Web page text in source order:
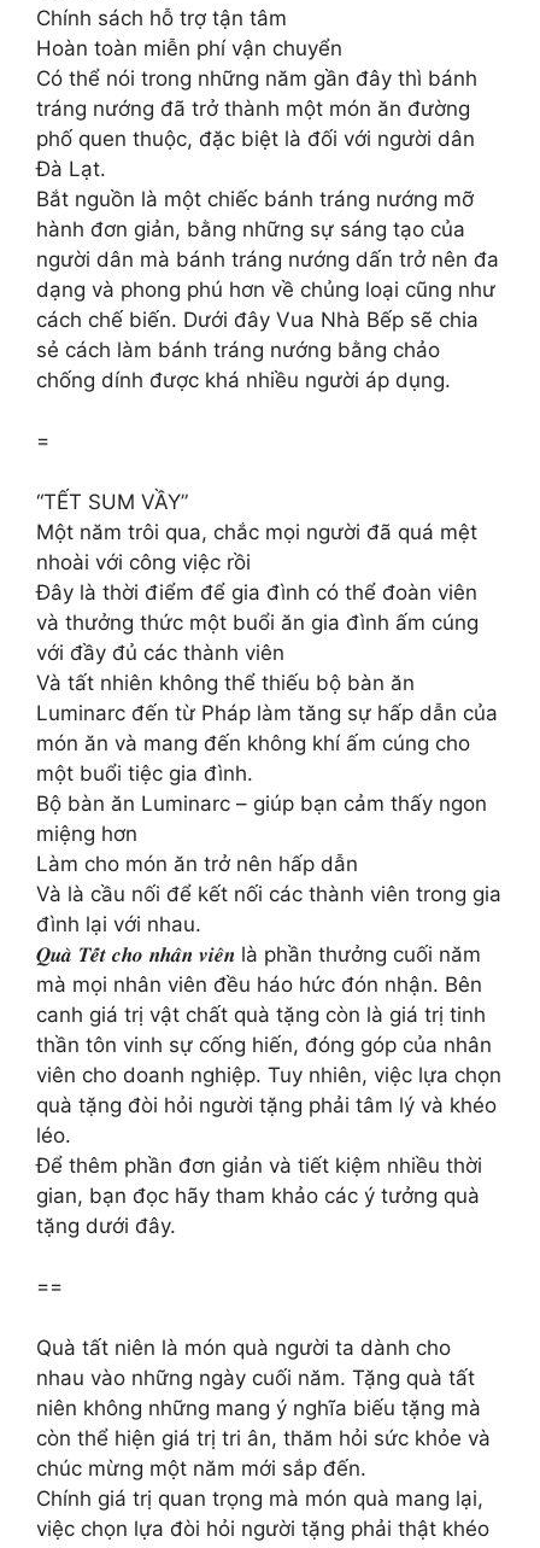
Chính sách hỗ trợ tận tâm
Hoàn toàn miễn phí vận chuyển
Có thể nói trong những năm gần đây thì bánh
tráng nướng đã trở thành một món ăn đường
phố quen thuộc, đặc biệt là đối với người dân
Đà Lạt.
Bắt nguồn là một chiếc bánh tráng nướng mỡ
hành đơn giản, bằng những sự sáng tạo của
người dân mà bánh tráng nướng dấn trở nên đa
dạng và phong phú hơn về chủng loại cũng như
cách chế biến. Dưới đây Vua Nhà Bếp sẽ chia
sẻ cách làm bánh tráng nướng bằng chảo
chống dính được khá nhiều người áp dụng.
=
“TẾT SUM VẦY”
Một năm trôi qua, chắc mọi người đã quá mệt
nhoài với công việc rồi
Đây là thời điểm để gia đình có thể đoàn viên
và thưởng thức một buổi ăn gia đình ấm cúng
với đầy đủ các thành viên
Và tất nhiên không thể thiếu bộ bàn ăn
Luminarc đến từ Pháp làm tăng sự hấp dẫn của
món ăn và mang đến không khí ấm cúng cho
một buổi tiệc gia đình.
Bộ bàn ăn Luminarc – giúp bạn cảm thấy ngon
miệng hơn
Làm cho món ăn trở nên hấp dẫn
Và là cầu nối để kết nối các thành viên trong gia
đình lại với nhau.
𝑸𝒖𝒂̀ 𝑻𝒆̂́𝒕 𝒄𝒉𝒐 𝒏𝒉𝒂̂𝒏 𝒗𝒊𝒆̂𝒏 là phần thưởng cuối năm
mà mọi nhân viên đều háo hức đón nhận. Bên
canh giá trị vật chất quà tặng còn là giá trị tinh
thần tôn vinh sự cống hiến, đóng góp của nhân
viên cho doanh nghiệp. Tuy nhiên, việc lựa chọn
quà tặng đòi hỏi người tặng phải tâm lý và khéo
léo.
Để thêm phần đơn giản và tiết kiệm nhiều thời
gian, bạn đọc hãy tham khảo các ý tưởng quà
tặng dưới đây.
==
Quà tất niên là món quà người ta dành cho
nhau vào những ngày cuối năm. Tặng quà tất
niên không những mang ý nghĩa biếu tặng mà
còn thể hiện giá trị tri ân, thăm hỏi sức khỏe và
chúc mừng một năm mới sắp đến.
Chính giá trị quan trọng mà món quà mang lại,
việc chọn lựa đòi hỏi người tặng phải thật khéo